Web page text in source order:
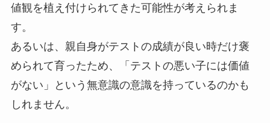
値観を植え付けられてきた可能性が考えられま
す。
あるいは、親自身がテストの成績が良い時だけ褒
められて育ったため、「テストの悪い子には価値
がない」という無意識の意識を持っているのかも
しれません。